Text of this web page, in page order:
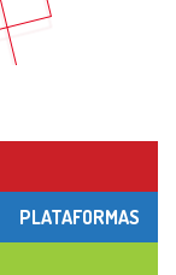
PLATAFORMAS